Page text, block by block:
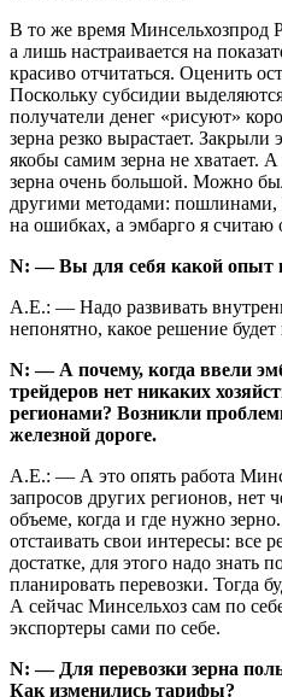
В то же время Минсельхозпрод
а лишь настраивается на
красиво отчитаться. Оценить
Поскольку субсидии
получатели денег «рисуют»
зерна резко вырастает.
якобы самим зерна не хватает.
зерна очень большой. Можно
другими методами: пошлинами,
на ошибках, а эмбарго я считаю
N: — Вы для себя какой опыт
А.Е.: — Надо развивать
непонятно, какое решение будет
N: — А почему, когда ввели
трейдеров нет никаких
регионами? Возникли
железной дороге.
А.Е.: — А это опять работа
запросов других регионов, нет
объеме, когда и где нужно
отстаивать свои интересы: все
достатке, для этого надо знать
планировать перевозки. Тогда
А сейчас Минсельхоз сам по
экспортеры сами по себе.
N: — Для перевозки зерна
Как изменились тарифы?